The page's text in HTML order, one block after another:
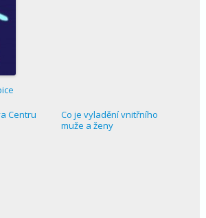
Centru
Co je vyladění vnitřního
muže a ženy